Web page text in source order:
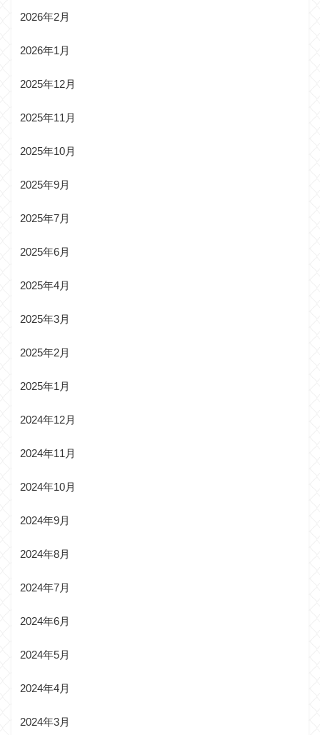
2026年2月
2026年1月
2025年12月
2025年11月
2025年10月
2025年9月
2025年7月
2025年6月
2025年4月
2025年3月
2025年2月
2025年1月
2024年12月
2024年11月
2024年10月
2024年9月
2024年8月
2024年7月
2024年6月
2024年5月
2024年4月
2024年3月